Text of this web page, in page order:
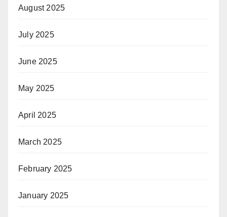
August 2025
July 2025
June 2025
May 2025
April 2025
March 2025
February 2025
January 2025